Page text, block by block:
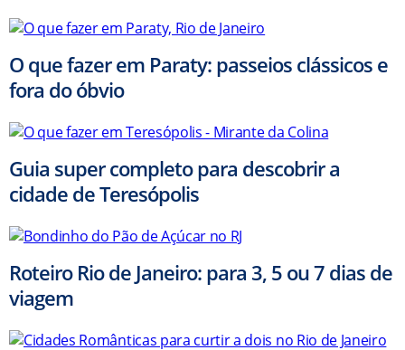
O que fazer em Paraty: passeios clássicos e
fora do óbvio
Guia super completo para descobrir a
cidade de Teresópolis
Roteiro Rio de Janeiro: para 3, 5 ou 7 dias de
viagem